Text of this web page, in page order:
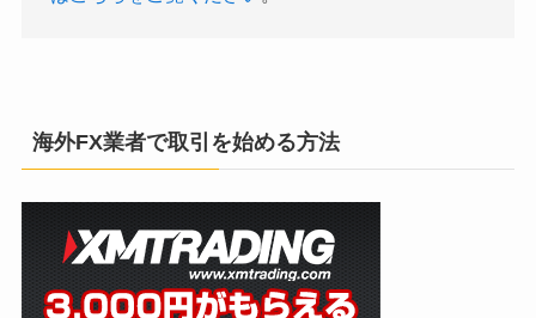
海外FX業者で取引を始める方法